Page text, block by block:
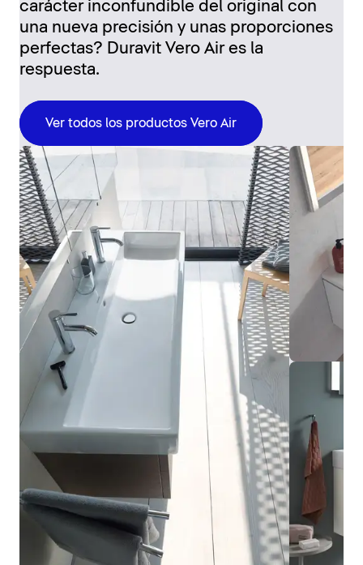
carácter inconfundible del original con
una nueva precisión y unas proporciones
perfectas? Duravit Vero Air es la
respuesta.
Ver todos los productos Vero Air